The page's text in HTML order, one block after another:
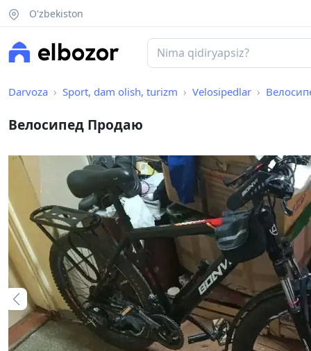
O'zbekiston
Darvoza Sport, dam olish, turizm Velosipedlar
Велосипед Продаю